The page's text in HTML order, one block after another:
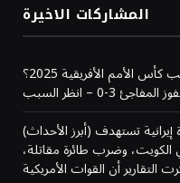
المشاركات الاخيرة
لماذا تم تجريد السنغال من لقب كأس الأمم الأفريقية 2025؟ CAF
3-0 – انظر السبب
(أبرز الأحداث) الأخبار العاجلة اليوم، 15 مارس: غارة إيرانية تستهدف
الكويت، وضرب طائرة مقاتلة،